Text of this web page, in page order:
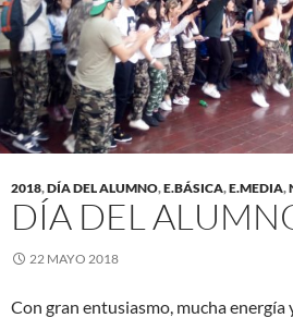
2018,DÍA DEL ALUMNO,E.BÁSICA,E.MEDIA,
DÍA DEL
22 MAYO 2018
Con gran entusiasmo, mucha energía